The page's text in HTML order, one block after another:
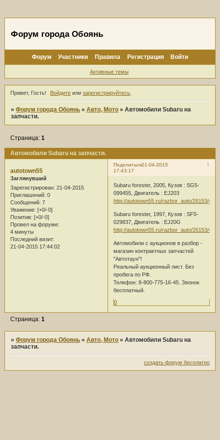
Форум города Обоянь
Форум Участники Правила Регистрация Войти
Активные темы
Привет, Гость! Войдите илизарегистрируйтесь
»Форум города Обоянь »Авто, Мото »Автомобили Subaru на
запчасти.
Автомобили Subaru на запчасти.
Страница:1
Поделиться 1
21-04-2015
17:43:17
autotown55
Заглянувший
Зарегистрирован: 21-04-2015
Приглашений: 0
Сообщений: 7
Уважение: [+0/-0]
Позитив: [+0/-0]
Провел на форуме:
4 минуты
Последний визит:
21-04-2015 17:44:02
Subaru forester, 2005, Кузов : SG5-
099455, Двигатель : EJ203
http://autotown55.ru/razbor_auto/26153/
Subaru forester, 1997, Кузов : SF5-
029837, Двигатель : EJ20G
http://autotown55.ru/razbor_auto/26153/
Автомобили с аукционов в разбор -
магазин контрактных запчастей
"Автотаун"!
Реальный аукционный лист. Без
пробега по РФ.
Телефон: 8-800-775-16-45. Звонок
бесплатный.
0
Страница:1
»Форум города Обоянь »Авто, Мото »Автомобили Subaru на
запчасти.
создать форум бесплатно